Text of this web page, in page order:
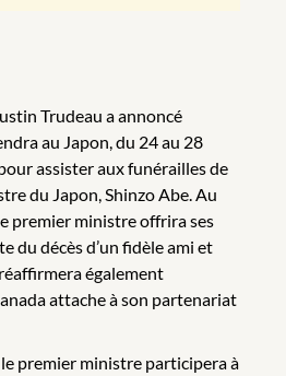
Trudeau a annoncé
au Japon, du 24 au 28
assister aux funérailles de
du Japon, Shinzo Abe. Au
premier ministre offrira ses
du décès d’un fidèle ami et
également
attache à son partenariat
premier ministre participera à